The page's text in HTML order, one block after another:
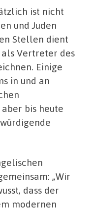
ist nicht
und Juden
Stellen dient
als Vertreter des
Einige
in und an
bis heute
„Wir
dass der
modernen